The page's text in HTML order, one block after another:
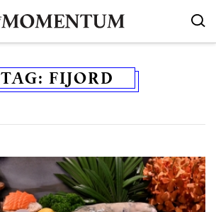
TAG: FIJORD